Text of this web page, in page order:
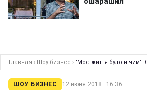
Главная › Шоу бизнес › "Моє життя було нічим":
ШОУ БИЗНЕС 12 июня 2018 · 16:36